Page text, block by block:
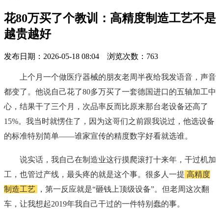
花80万买了个教训：高精度制造工艺不是
越贵越好
发布日期：2026-05-18 08:04 浏览次数： 763
上个月一个做医疗器械的朋友老周半夜给我发语音，声音
都变了。他说自己花了80多万买了一套德国进口的五轴加工中
心，结果干了三个月，次品率反而比原来那台老设备还高了
15%。我当时就愣住了，因为这哥们之前跟我说过，他选设备
的标准特别简单——谁家宣传的精度数字好看就选谁。
说实话，我自己在制造业这行摸爬滚打十来年，干过机加
工，也管过产线，最头疼的就是这个事。很多人一提 高精度
制造工艺
，第一反应就是“砸钱上顶级设备”。但老周这次翻
车，让我想起2019年我自己干过的一件特别蠢的事。